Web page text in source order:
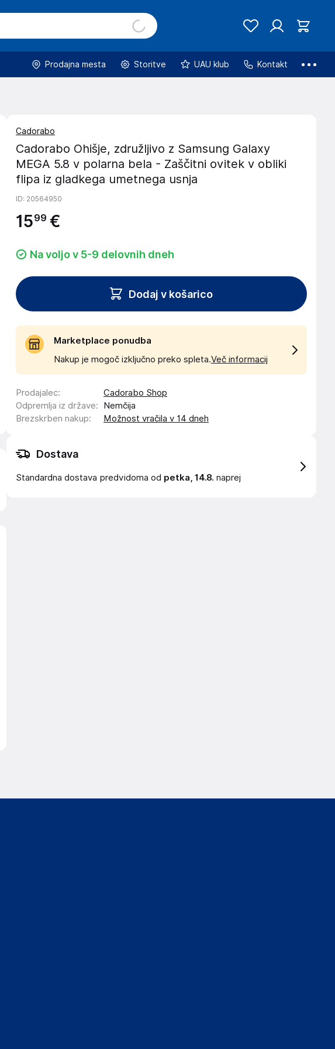
Prodajna mesta Storitve UAU klub Kontakt
Cadorabo
Cadorabo Ohišje, združljivo z Samsung Galaxy
MEGA 5.8 v polarna bela - Zaščitni ovitek v obliki
flipa iz gladkega umetnega usnja
ID: 20564950
1599 €
Na voljo v 5-9 delovnih dneh
Dodaj v košarico
Marketplace ponudba
Nakup je mogoč izključno preko spleta.Več informacij
Prodajalec:
Cadorabo Shop
Odpremlja iz države:
Nemčija
Brezskrben nakup: Možnost vračila v 14 dneh
Dostava
Standardna dostava predvidoma od petka, 14.8. naprej